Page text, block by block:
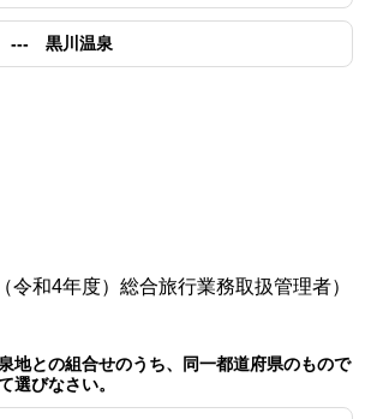
--- 黒川温泉
令和4年度）総合旅行業務取扱管理者）
地との組合せのうち、同一都道府県のもので
選びなさい。